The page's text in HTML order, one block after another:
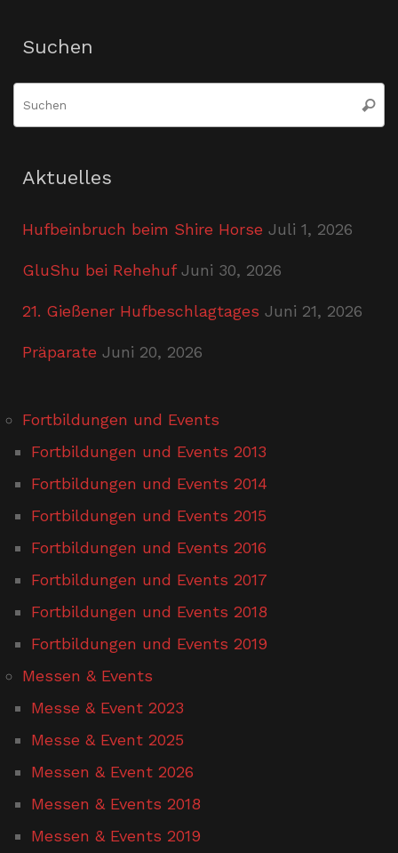
Suchen
Aktuelles
Hufbeinbruch beim Shire Horse Juli 1, 2026
GluShu bei Rehehuf Juni 30, 2026
21. Gießener Hufbeschlagtages Juni 21, 2026
Präparate Juni 20, 2026
Fortbildungen und Events
Fortbildungen und Events 2013
Fortbildungen und Events 2014
Fortbildungen und Events 2015
Fortbildungen und Events 2016
Fortbildungen und Events 2017
Fortbildungen und Events 2018
Fortbildungen und Events 2019
Messen & Events
Messe & Event 2023
Messe & Event 2025
Messen & Event 2026
Messen & Events 2018
Messen & Events 2019